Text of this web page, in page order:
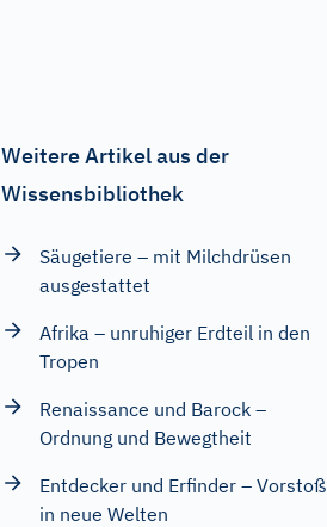
Weitere Artikel aus der
Wissensbibliothek
Säugetiere – mit Milchdrüsen
ausgestattet
Afrika – unruhiger Erdteil in den
Tropen
Renaissance und Barock –
Ordnung und Bewegtheit
Entdecker und Erfinder – Vorstoß
in neue Welten